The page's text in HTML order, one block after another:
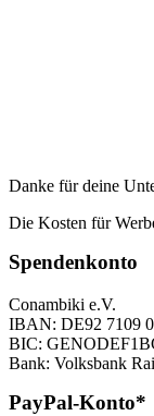
Danke für deine
Die Kosten für
Spendenkonto
Conambiki e.V.
IBAN: DE92 7109
BIC:
Bank: Volksbank
PayPal-Konto*